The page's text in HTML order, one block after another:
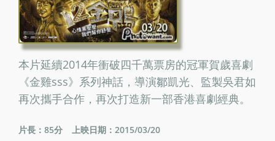
本片延續2014年衝破四千萬票房的冠軍賀歲喜劇
《金雞sss》系列神話，導演鄒凱光、監製吳君如
再次攜手合作，再次打造新一部香港喜劇經典。
片長：85分 上映日期：2015/03/20